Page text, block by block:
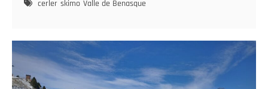
es
era
cerler skimo Valle de Benasque